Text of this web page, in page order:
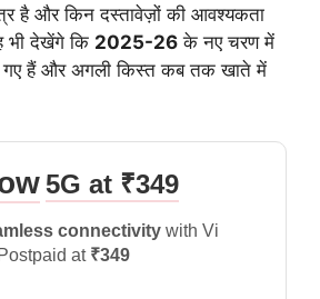
है और किन दस्तावेज़ों की आवश्यकता
भी देखेंगे कि 2025-26 के नए चरण में
गए हैं और अगली किस्त कब तक खाते में
5G at ₹349
connectivity with Vi
at ₹349